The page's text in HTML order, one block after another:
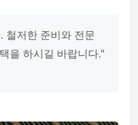
철저한 준비와 전문
을 하시길 바랍니다."